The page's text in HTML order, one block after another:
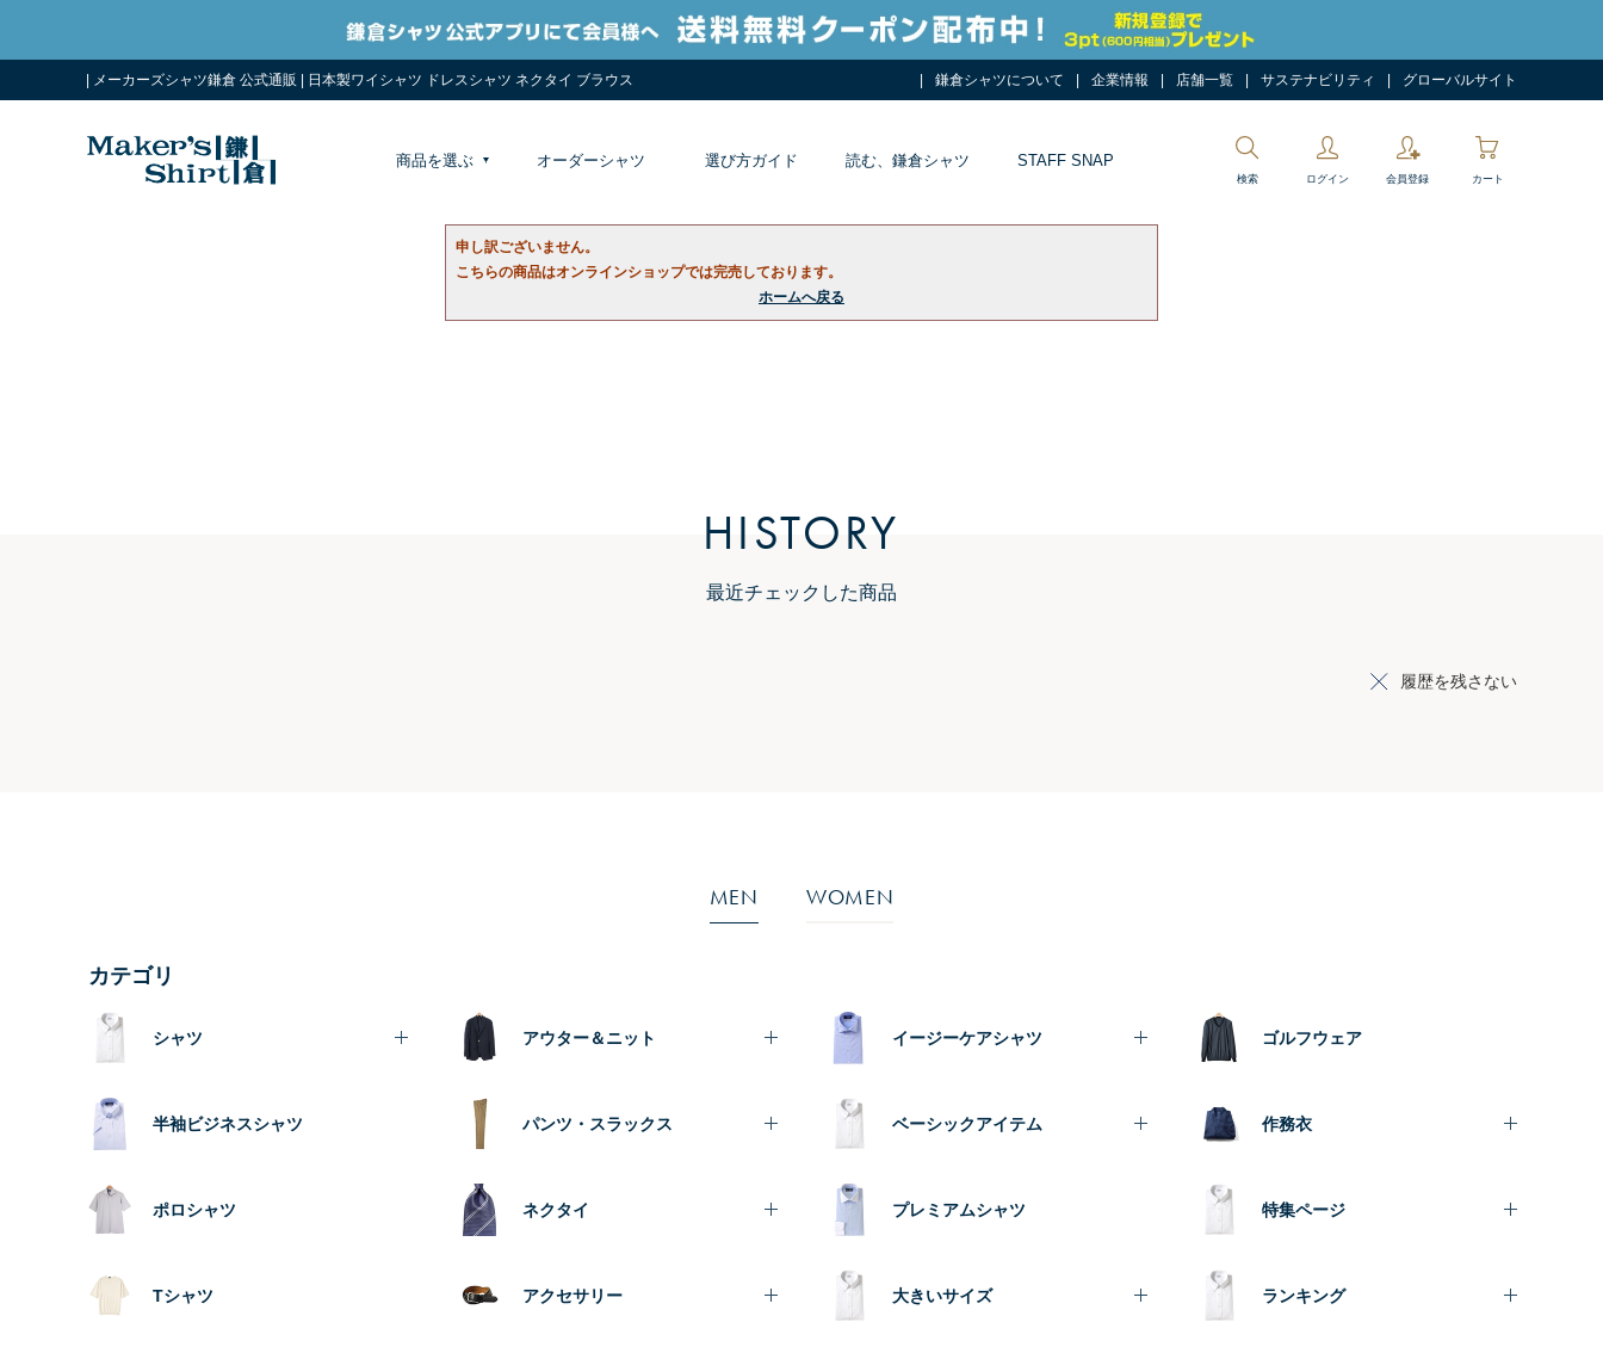
| メーカーズシャツ鎌倉 公式通販 | 日本製ワイシャツ ドレスシャツ ネクタイ ブラウス 鎌倉シャツについて 企業情報 店舗一覧 サステナビリティ グローバルサイト
商品を選ぶ オーダーシャツ 選び方ガイド 読む、鎌倉シャツ STAFF SNAP
検索 ログイン 会員登録 カート
申し訳ございません。
こちらの商品はオンラインショップでは完売しております。
ホームへ戻る
HISTORY
最近チェックした商品
履歴を残さない
MEN WOMEN
カテゴリ
シャツ
半袖ビジネスシャツ
ポロシャツ
Tシャツ
アウター＆ニット
パンツ・スラックス
ネクタイ
アクセサリー
イージーケアシャツ
ベーシックアイテム
プレミアムシャツ
大きいサイズ
ゴルフウェア
作務衣
特集ページ
ランキング